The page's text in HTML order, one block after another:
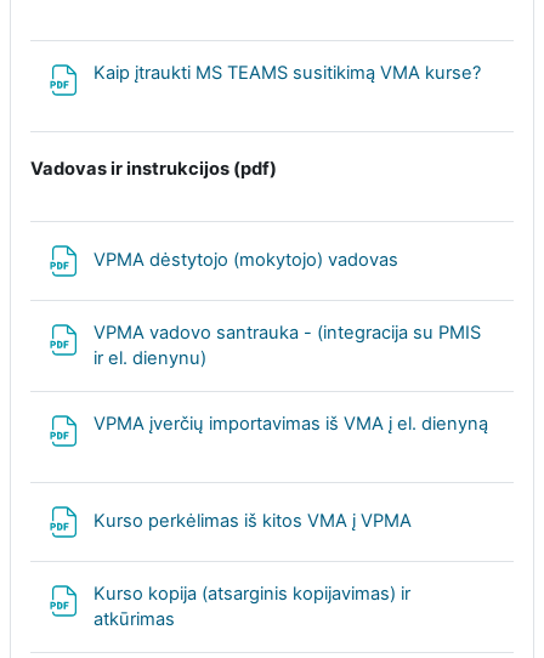
Kaip įtraukti MS TEAMS susitikimą VMA kurse?File
Vadovas ir instrukcijos (pdf)
VPMA dėstytojo (mokytojo) vadovas
VPMA vadovo santrauka - (integracija su PMIS
ir el. dienynu)
VPMA įverčių importavimas iš VMA į el. dienyną
Kurso perkėlimas iš kitos VMA į VPMA
Kurso kopija (atsarginis kopijavimas) ir
atkūrimas